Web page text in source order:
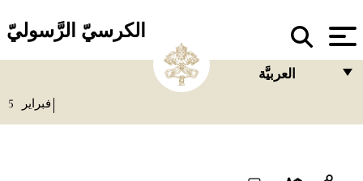
الكرسيّ الرَّسوليّ
العربيَّة
فبراير 5